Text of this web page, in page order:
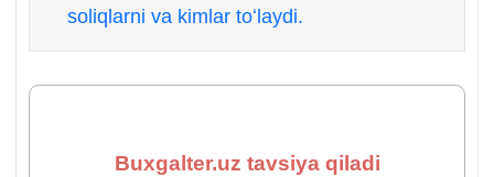
soliqlarni va kimlar toʻlaydi.
Buxgalter.uz tavsiya qiladi